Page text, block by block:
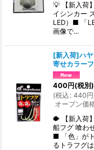
💡 【新入荷
イシンカー
LED）■ 「
画像で…
[新入荷]ハヤ
寄せカラー
400円(税別)
(税込: 440円
オープン価
🐡 【新入荷
船フグ 喰わ
■ 「色」が
るトラフグ